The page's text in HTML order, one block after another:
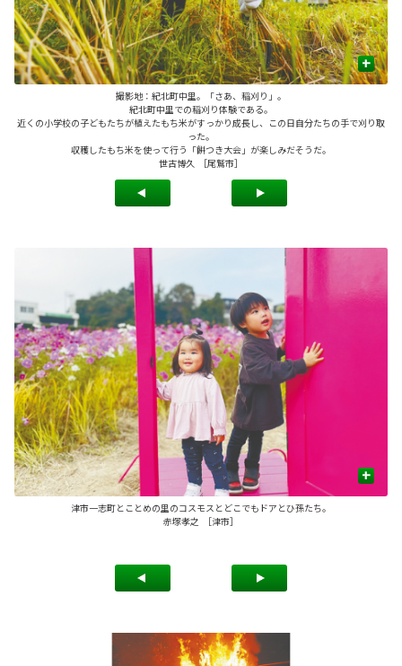
+
撮影地：紀北町中里。「さあ、稲刈り」。
紀北町中里での稲刈り体験である。
近くの小学校の子どもたちが植えたもち米がすっかり成長し、この日自分たちの手で刈り取
った。
収穫したもち米を使って行う「餅つき大会」が楽しみだそうだ。
世古博久 ［尾鷲市］
+
津市一志町とことめの里のコスモスとどこでもドアとひ孫たち。
赤塚孝之 ［津市］